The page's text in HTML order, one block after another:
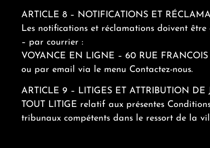
ARTICLE 8 – NOTIFICATIONS ET
Les notifications et réclamations doivent être
– par courrier :
VOYANCE EN LIGNE – 60 RUE FRANCOIS
ou par email via le menu Contactez-nous.
ARTICLE 9 – LITIGES ET ATTRIBUTION DE
TOUT LITIGE relatif aux présentes
tribunaux compétents dans le ressort de la